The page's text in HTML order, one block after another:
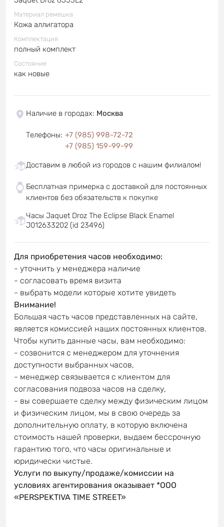
Материал ремешка
Кожа аллигатора
Комплектация
полный комплект
Состояние
как новые
Наличие в городах: Москва
Телефоны: +7 (985) 998-72-72
+7 (985) 159-99-99
Доставим в любой из городов с нашим филиалом!
Бесплатная примерка с доставкой для постоянных
клиентов без обязательств к покупке
Часы Jaquet Droz The Eclipse Black Enamel
J012633202 (id 23496)
Для приобретения часов необходимо:
- уточнить у менеджера наличие
- согласовать время визита
- выбрать модели которые хотите увидеть
Внимание!
Большая часть часов представленных на сайте,
является комиссией наших постоянных клиентов.
Чтобы купить данные часы, вам необходимо:
- созвонится с менеджером для уточнения
доступности выбранных часов,
- менеджер связывается с клиентом для
согласования подвоза часов на сделку,
- вы совершаете сделку между физическим лицом
и физическим лицом, мы в свою очередь за
дополнительную оплату, в которую включена
стоимость нашей проверки, выдаем бессрочную
гарантию того, что часы оригинальные и
юридически чистые.
Услуги по выкупу/продаже/комиссии на
условиях агентирования оказывает *OOO
«PERSPEKTIVA TIME STREET»